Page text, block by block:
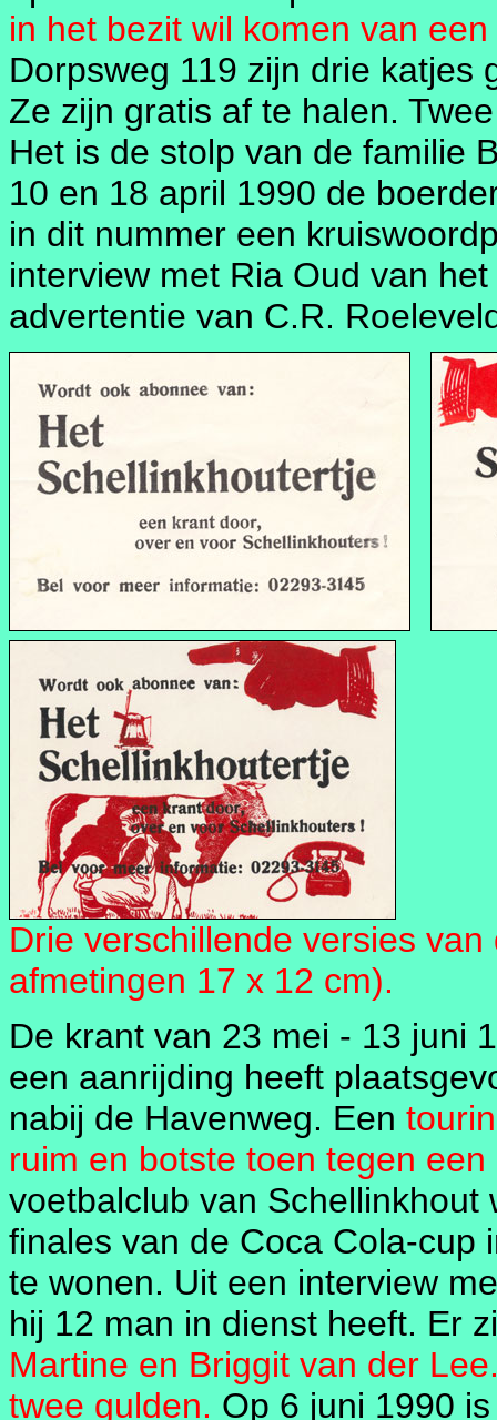
in het bezit wil komen van
Dorpsweg 119 zijn drie katjes
Ze zijn gratis af te halen.
Het is de stolp van de familie
10 en 18 april 1990 de
in dit nummer een
interview met Ria Oud van
advertentie van C.R.
Drie verschillende versies
afmetingen 17 x 12 cm).
De krant van 23 mei - 13 juni
een aanrijding heeft
nabij de Havenweg. Een
ruim en botste toen tegen
voetbalclub van
finales van de Coca Cola-cup
te wonen. Uit een interview
hij 12 man in dienst heeft. Er
Martine en Briggit van der
twee gulden. Op 6 juni 1990